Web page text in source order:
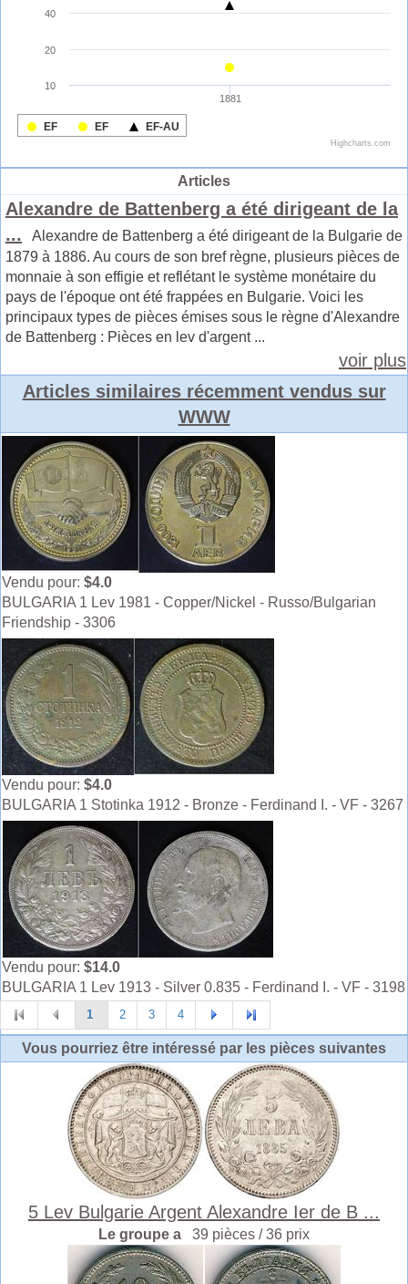
Articles
Alexandre de Battenberg a été dirigeant de la
... Alexandre de Battenberg a été dirigeant de la Bulgarie de
1879 à 1886. Au cours de son bref règne, plusieurs pièces de
monnaie à son effigie et reflétant le système monétaire du
pays de l'époque ont été frappées en Bulgarie. Voici les
principaux types de pièces émises sous le règne d'Alexandre
de Battenberg : Pièces en lev d'argent ...
voir plus
Articles similaires récemment vendus sur
WWW
Vendu pour: $4.0
BULGARIA 1 Lev 1981 - Copper/Nickel - Russo/Bulgarian
Friendship - 3306
Vendu pour: $4.0
BULGARIA 1 Stotinka 1912 - Bronze - Ferdinand I. - VF - 3267
Vendu pour: $14.0
BULGARIA 1 Lev 1913 - Silver 0.835 - Ferdinand I. - VF - 3198
1 2 3 4
Vous pourriez être intéressé par les pièces suivantes
5 Lev Bulgarie Argent Alexandre Ier de B ...
Le groupe a 39 pièces / 36 prix